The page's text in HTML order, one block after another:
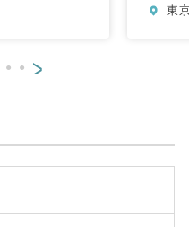
小
東
>